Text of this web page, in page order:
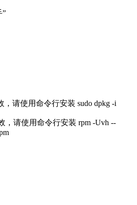
”
，请使用命令行安装 sudo dpkg -i
，请使用命令行安装 rpm -Uvh --